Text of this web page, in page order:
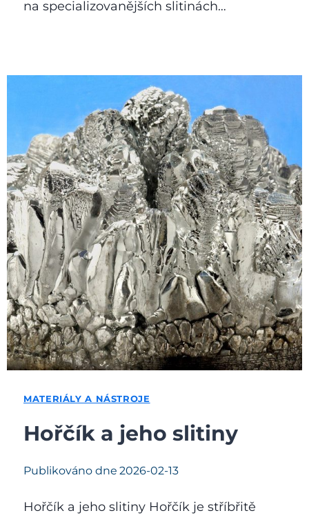
na specializovanějších slitinách…
MATERIÁLY A NÁSTROJE
Hořčík a jeho slitiny
Publikováno dne 2026-02-13
Hořčík a jeho slitiny Hořčík je stříbřitě